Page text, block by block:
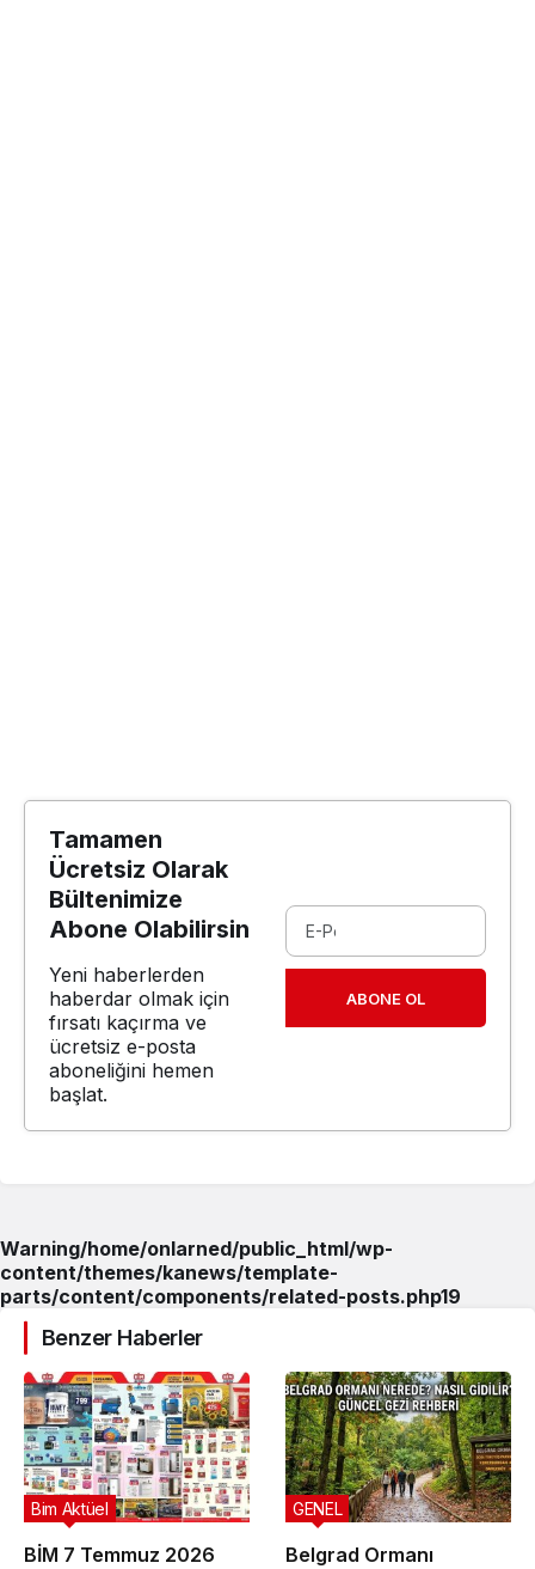
Tamamen
Ücretsiz Olarak
Bültenimize
Abone Olabilirsin
Yeni haberlerden
haberdar olmak için
fırsatı kaçırma ve
ücretsiz e-posta
aboneliğini hemen
başlat.
ABONE OL
Warning/home/onlarned/public_html/wp-
content/themes/kanews/template-
parts/content/components/related-posts.php19
Benzer Haberler
BİM 7 Temmuz 2026
Bim Aktüel
Belgrad Ormanı
GENEL